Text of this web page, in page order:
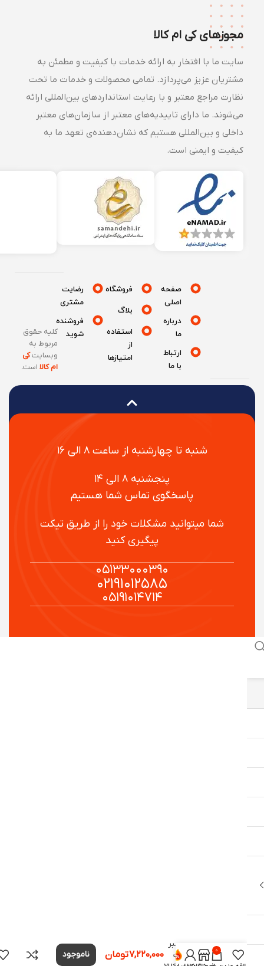
مجوزهای کی ام کالا
سایت ما با افتخار به ارائه خدمات با کیفیت و مطمئن به
مشتریان عزیز می‌پردازد. تمامی محصولات و خدمات ما تحت
نظارت مراجع معتبر و با رعایت استانداردهای بین‌المللی ارائه
می‌شوند. ما دارای تاییدیه‌های معتبر از سازمان‌های معتبر
داخلی و بین‌المللی هستیم که نشان‌دهنده‌ی تعهد ما به
کیفیت و ایمنی است.
شنبه تا چهارشنبه از ساعت ۸ الی ۱۶
پنجشنبه ۸ الی ۱۴
پاسخگوی تماس شما هستیم
شما میتوانید مشکلات خود را از طریق تیکت
پیگیری کنید
۰۵۱۳۳۰۰۰۳۹۰
۰۲۱۹۱۰۱۲۵۸۵
۰۵۱۹۱۰۱۴۷۱۴
صفحه
درباره
ارتباط
فروشگاه
بلاگ
استفاده
امتیازها
رضایت
مشتری
فروشنده
شوید
کلیه حقوق
مربوط به
وبسایتکی
ام کالااست.
بیل و تبر
کمپینگ
۷,۲۲۰,۰۰۰تومان ناموجود ۰